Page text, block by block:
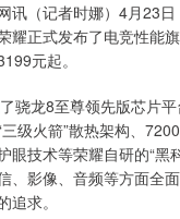
（记者时娜）4月23日
耀正式发布了电竞性能
元起。
龙8至尊领先版芯片平
级火箭”散热架构、
眼技术等荣耀自研的“黑
、影像、音频等方面全
追求。